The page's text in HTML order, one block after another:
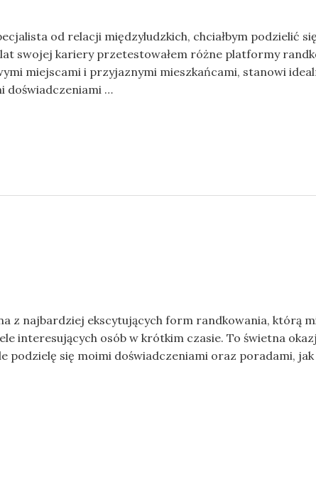
od relacji międzyludzkich, chciałbym podzielić
swojej kariery przetestowałem różne platformy
miejscami i przyjaznymi mieszkańcami, stanowi
doświadczeniami …
z najbardziej ekscytujących form randkowania, którą
interesujących osób w krótkim czasie. To świetna
podzielę się moimi doświadczeniami oraz poradami,